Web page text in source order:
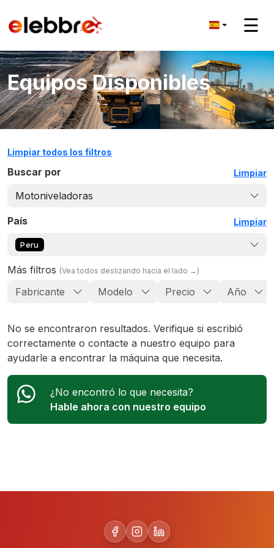
☰
Equipos Disponibles
Limpiar todos los filtros
Buscar por Limpiar
Motoniveladoras
País Limpiar
Peru
Más filtros (Vea todos deslizando hacia el lado →)
Fabricante Modelo Precio Año
No se encontraron resultados. Verifique si escribió
correctamente o contacte a nuestro equipo para
ayudarle a encontrar la máquina que necesita.
¿No encontró lo que necesita?
Hable ahora con nuestro equipo